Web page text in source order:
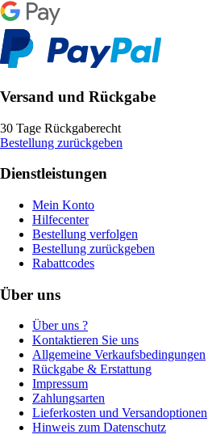
Versand und Rückgabe
30 Tage Rückgaberecht
Bestellung zurückgeben
Dienstleistungen
Mein Konto
Hilfecenter
Bestellung verfolgen
Bestellung zurückgeben
Rabattcodes
Über uns
Über uns ?
Kontaktieren Sie uns
Allgemeine Verkaufsbedingungen
Rückgabe & Erstattung
Impressum
Zahlungsarten
Lieferkosten und Versandoptionen
Hinweis zum Datenschutz